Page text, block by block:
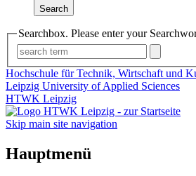
Search
Searchbox. Please enter your
Hochschule für Technik, Wirtschaft und
Leipzig University of Applied Sciences
HTWK Leipzig
Skip main site navigation
Hauptmenü